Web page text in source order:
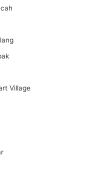
Village